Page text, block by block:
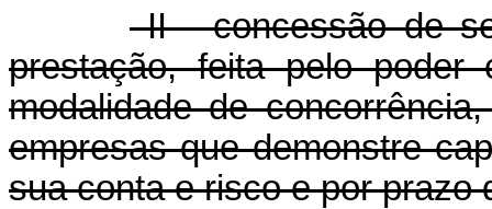
II - concessão de
prestação, feita pelo poder
modalidade de
empresas que demonstre
sua conta e risco e por prazo